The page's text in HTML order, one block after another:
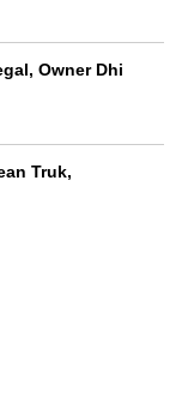
Owner Dhi
Truk,